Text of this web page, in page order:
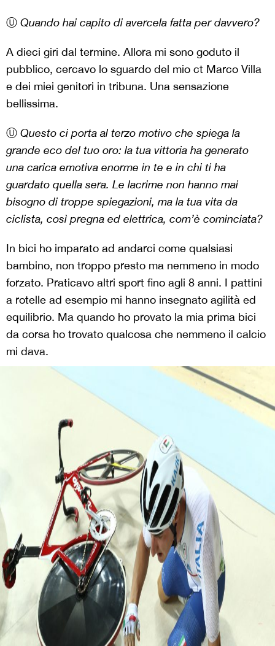
Ⓤ Quando hai capito di avercela fatta per davvero?
A dieci giri dal termine. Allora mi sono goduto il
pubblico, cercavo lo sguardo del mio ct Marco Villa
e dei miei genitori in tribuna. Una sensazione
bellissima.
Ⓤ Questo ci porta al terzo motivo che spiega la
grande eco del tuo oro: la tua vittoria ha generato
una carica emotiva enorme in te e in chi ti ha
guardato quella sera. Le lacrime non hanno mai
bisogno di troppe spiegazioni, ma la tua vita da
ciclista, così pregna ed elettrica, com’è cominciata?
In bici ho imparato ad andarci come qualsiasi
bambino, non troppo presto ma nemmeno in modo
forzato. Praticavo altri sport fino agli 8 anni. I pattini
a rotelle ad esempio mi hanno insegnato agilità ed
equilibrio. Ma quando ho provato la mia prima bici
da corsa ho trovato qualcosa che nemmeno il calcio
mi dava.